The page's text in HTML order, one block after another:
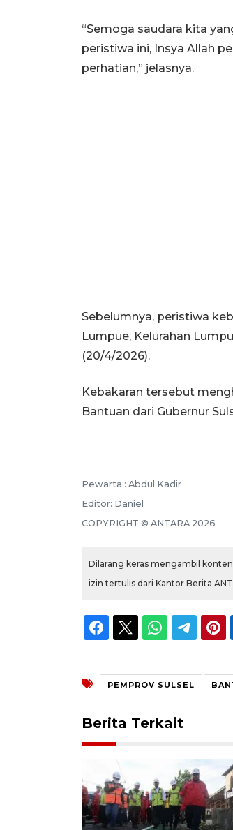
“Semoga saudara kita
peristiwa ini, Insya Allah
perhatian,” jelasnya.
Sebelumnya, peristiwa
Lumpue, Kelurahan
(20/4/2026).
Kebakaran tersebut
Bantuan dari Gubernur
Pewarta : Abdul Kadir
Editor: Daniel
COPYRIGHT © ANTARA 2026
Dilarang keras mengambil
izin tertulis dari Kantor Berita
PEMPROV SULSEL
Berita Terkait